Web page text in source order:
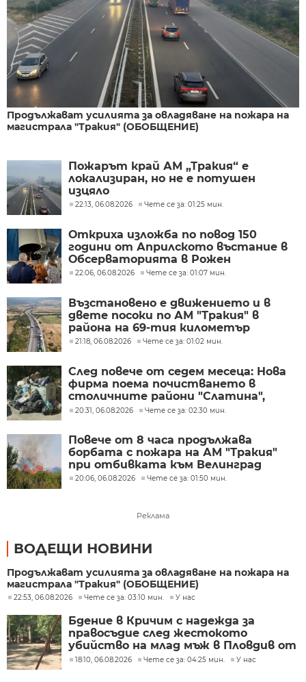
Продължават усилията за овладяване на пожара на
магистрала "Тракия" (ОБОБЩЕНИЕ)
Пожарът край АМ „Тракия“ е
локализиран, но не е потушен
изцяло
22:13, 06.08.2026 Чете се за: 01:25 мин.
Откриха изложба по повод 150
години от Априлското въстание в
Обсерваторията в Рожен
22:06, 06.08.2026 Чете се за: 01:07 мин.
Възстановено е движението и в
двете посоки по АМ "Тракия" в
района на 69-тия километър
21:18, 06.08.2026 Чете се за: 01:02 мин.
След повече от седем месеца: Нова
фирма поема почистването в
столичните райони "Слатина",
"Подуяне" и "Изгрев"
20:31, 06.08.2026 Чете се за: 02:30 мин.
Повече от 8 часа продължава
борбата с пожара на АМ "Тракия"
при отбивката към Велинград
20:06, 06.08.2026 Чете се за: 01:50 мин.
Реклама
ВОДЕЩИ НОВИНИ
Продължават усилията за овладяване на пожара на
магистрала "Тракия" (ОБОБЩЕНИЕ)
22:53, 06.08.2026 Чете се за: 03:10 мин. У нас
Бдение в Кричим с надежда за
правосъдие след жестокото
убийство на млад мъж в Пловдив от
тийнейджъри
18:10, 06.08.2026 Чете се за: 04:25 мин. У нас